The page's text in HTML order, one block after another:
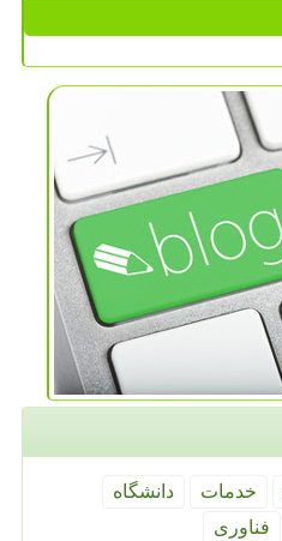
خدمات
دانشگاه
فناوری